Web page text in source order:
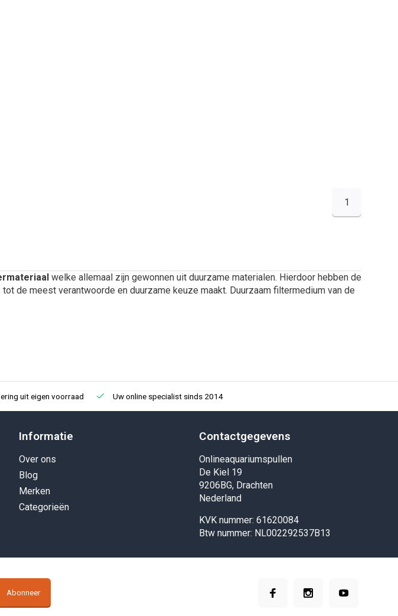
1
welke allemaal zijn gewonnen uit duurzame materialen. Hierdoor hebben de
de meest verantwoorde en duurzame keuze maakt. Duurzaam filtermedium van de
uit eigen voorraad Uw online specialist sinds 2014
Informatie
Over ons
Blog
Merken
Categorieën
Contactgegevens
Onlineaquariumspullen
De Kiel 19
9206BG, Drachten
Nederland
KVK nummer: 61620084
Btw nummer: NL002292537B13
Abonneer